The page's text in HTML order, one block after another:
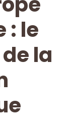
: le
la